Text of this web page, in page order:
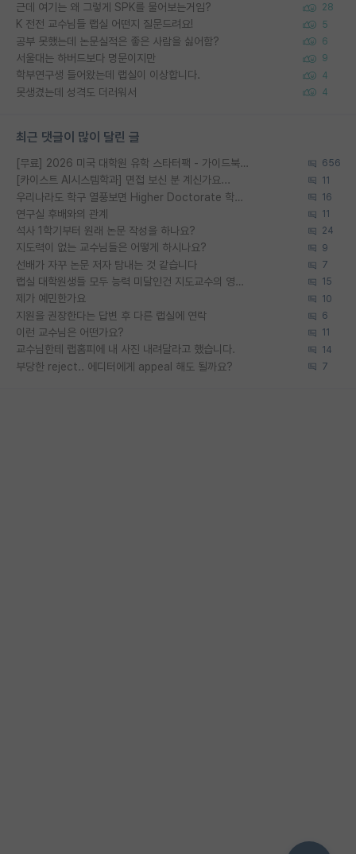
근데 여기는 왜 그렇게 SPK를 물어보는거임? 28
K 전전 교수님들 랩실 어떤지 질문드려요! 5
공부 못했는데 논문실적은 좋은 사람을 싫어함? 6
서울대는 하버드보다 명문이지만 9
학부연구생 들어왔는데 랩실이 이상합니다. 4
못생겼는데 성격도 더러워서 4
최근 댓글이 많이 달린 글
[무료] 2026 미국 대학원 유학 스타터팩 - 가이드북 & 합격자 컨택메일 템플릿 656
[카이스트 AI시스템학과] 면접 보신 분 계신가요... 11
우리나라도 학구 열풍보면 Higher Doctorate 학위가 필요하다고 봅니다. 16
연구실 후배와의 관계 11
석사 1학기부터 원래 논문 작성을 하나요? 24
지도력이 없는 교수님들은 어떻게 하시나요? 9
선배가 자꾸 논문 저자 탐내는 것 같습니다 7
랩실 대학원생들 모두 능력 미달인건 지도교수의 영향 아닌가? 15
제가 예민한가요 10
지원을 권장한다는 답변 후 다른 랩실에 연락 6
이런 교수님은 어떤가요? 11
교수님한테 랩홈피에 내 사진 내려달라고 했습니다. 14
부당한 reject.. 에디터에게 appeal 해도 될까요? 7